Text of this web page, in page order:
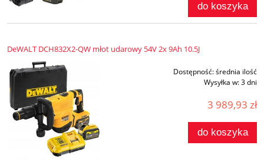
do koszyka
DeWALT DCH832X2-QW młot udarowy 54V 2x 9Ah 10.5J
Dostępność:średnia ilość
Wysyłka w:3 dni
3 989,93 zł
do koszyka